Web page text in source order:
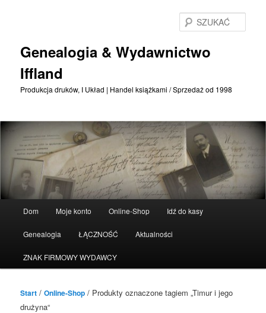
Genealogia & Wydawnictwo
Iffland
Produkcja druków, I Układ | Handel książkami / Sprzedaż od 1998
Dom Moje konto Online-Shop Idź do kasy
Genealogia ŁĄCZNOŚĆ Aktualności
ZNAK FIRMOWY WYDAWCY
Start /Online-Shop / Produkty oznaczone tagiem „Timur i jego
drużyna“